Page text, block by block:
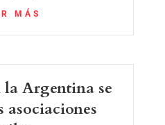
MÁS
Argentina se
asociaciones